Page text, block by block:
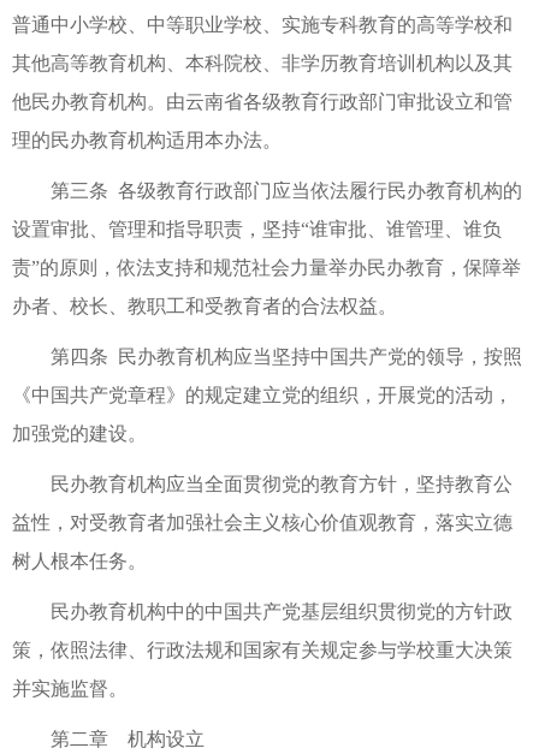
普通中小学校、中等职业学校、实施专科教育的高等学校和
其他高等教育机构、本科院校、非学历教育培训机构以及其
他民办教育机构。由云南省各级教育行政部门审批设立和管
理的民办教育机构适用本办法。
第三条 各级教育行政部门应当依法履行民办教育机构的
设置审批、管理和指导职责，坚持“谁审批、谁管理、谁负
责”的原则，依法支持和规范社会力量举办民办教育，保障举
办者、校长、教职工和受教育者的合法权益。
第四条 民办教育机构应当坚持中国共产党的领导，按照
《中国共产党章程》的规定建立党的组织，开展党的活动，
加强党的建设。
民办教育机构应当全面贯彻党的教育方针，坚持教育公
益性，对受教育者加强社会主义核心价值观教育，落实立德
树人根本任务。
民办教育机构中的中国共产党基层组织贯彻党的方针政
策，依照法律、行政法规和国家有关规定参与学校重大决策
并实施监督。
第二章 机构设立